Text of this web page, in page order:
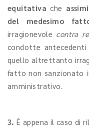
equitativa che
del medesimo
irragionevole contra
condotte antecedenti
quello altrettanto
fatto non sanzionato
amministrativo.
3.È appena il caso di